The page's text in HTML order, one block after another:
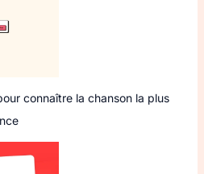
connaître la chanson la plus